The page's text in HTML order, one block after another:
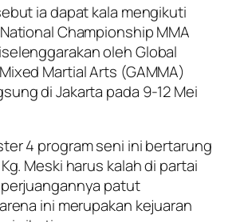
ia dapat kala mengikuti
Championship MMA
oleh Global
Martial Arts (GAMMA)
di Jakarta pada 9-12 Mei
4 program seni ini bertarung
Meski harus kalah di partai
patut
ini merupakan kejuaran